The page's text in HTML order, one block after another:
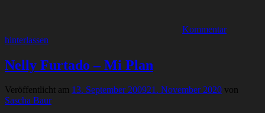
Kommentar
hinterlassen
Nelly Furtado – Mi Plan
Veröffentlicht am 13. September 200921. November 2020 von
Sascha Baur